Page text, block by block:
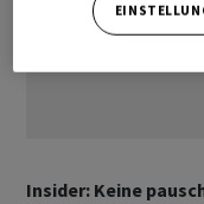
Insider: Keine